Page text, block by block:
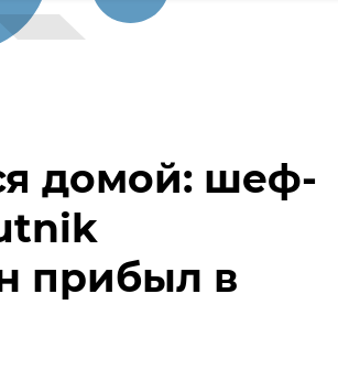
домой: шеф-
прибыл в